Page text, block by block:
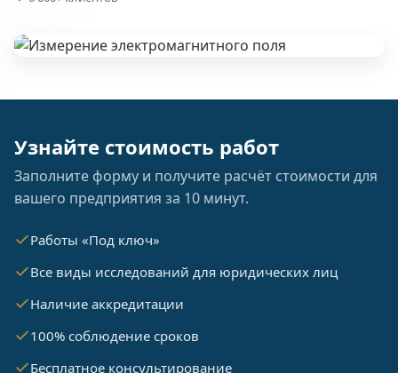
Узнайте стоимость работ
Заполните форму и получите расчёт стоимости для
вашего предприятия за 10 минут.
Работы «Под ключ»
Все виды исследований для юридических лиц
Наличие аккредитации
100% соблюдение сроков
Бесплатное консультирование